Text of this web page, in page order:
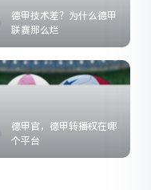
德甲技术差？为什么德甲
联赛那么烂
德甲官，德甲转播权在哪
个平台